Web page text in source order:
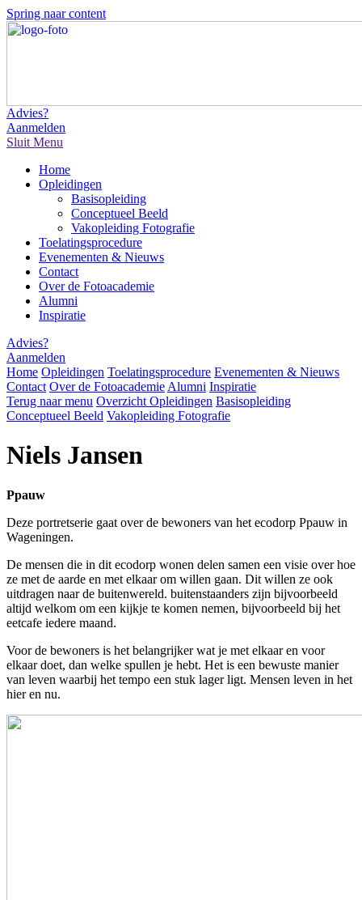
Spring naar content
Advies?
Aanmelden
Sluit Menu
Home
Opleidingen
Basisopleiding
Conceptueel Beeld
Vakopleiding Fotografie
Toelatingsprocedure
Evenementen & Nieuws
Contact
Over de Fotoacademie
Alumni
Inspiratie
Advies?
Aanmelden
Home Opleidingen Toelatingsprocedure Evenementen & Nieuws
Contact Over de Fotoacademie Alumni Inspiratie
Terug naar menu Overzicht Opleidingen Basisopleiding
Conceptueel Beeld Vakopleiding Fotografie
Niels Jansen
Ppauw
Deze portretserie gaat over de bewoners van het ecodorp Ppauw in
Wageningen.
De mensen die in dit ecodorp wonen delen samen een visie over hoe
ze met de aarde en met elkaar om willen gaan. Dit willen ze ook
uitdragen naar de buitenwereld. buitenstaanders zijn bijvoorbeeld
altijd welkom om een kijkje te komen nemen, bijvoorbeeld bij het
eetcafe iedere maand.
Voor de bewoners is het belangrijker wat je met elkaar en voor
elkaar doet, dan welke spullen je hebt. Het is een bewuste manier
van leven waarbij het tempo een stuk lager ligt. Mensen leven in het
hier en nu.